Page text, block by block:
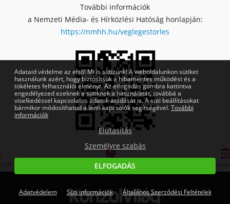
További információk
a Nemzeti Média- és Hírközlési Hatóság honlapján:
https://nmhh.hu/veglegestorles
Bankmentes részletfizetés
Adataid védelme az első! Mi is sütizünk! A weboldalunkon sütiket
használunk azért, hogy biztosítsuk a hibamentes működést és a
tökéletes felhasználói élményt. Az elfogadás gombra kattintva
engedélyezed ezeknek a sütiknek a használatát, továbbá a
viselkedéssel kapcsolatos adatok átadását is. A süti beállításokat
bármikor módosíthatod a lenti kapcsolók segítségével.További
információk
Elutasítás
Személyre szabás
ELFOGADÁS
Adatvédelem Süti információk Általános Szerződési Feltételek